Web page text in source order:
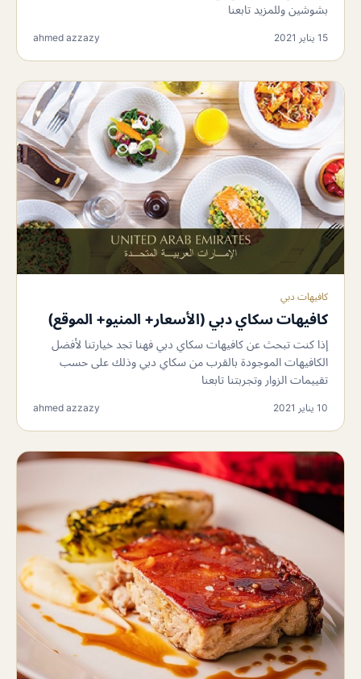
بشوشين وللمزيد تابعنا
15 يناير 2021 ahmed azzazy
كافيهات دبي
كافيهات سكاي دبي (الأسعار+ المنيو+ الموقع)
إذا كنت تبحث عن كافيهات سكاي دبي فهنا تجد خيارتنا لأفضل
الكافيهات الموجودة بالقرب من سكاي دبي وذلك على حسب
تقييمات الزوار وتجربتنا تابعنا
10 يناير 2021 ahmed azzazy